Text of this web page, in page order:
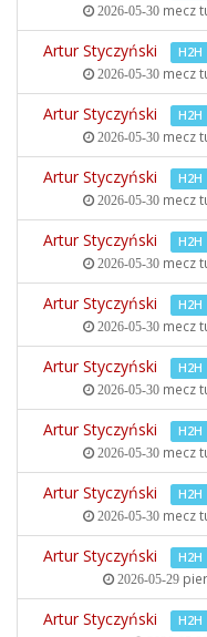
2026-05-30 mecz
Artur Styczyński H2H
2026-05-30 mecz
Artur Styczyński H2H
2026-05-30 mecz
Artur Styczyński H2H
2026-05-30 mecz
Artur Styczyński H2H
2026-05-30 mecz
Artur Styczyński H2H
2026-05-30 mecz
Artur Styczyński H2H
2026-05-30 mecz
Artur Styczyński H2H
2026-05-30 mecz
Artur Styczyński H2H
2026-05-30 mecz
Artur Styczyński H2H
2026-05-29
Artur Styczyński H2H